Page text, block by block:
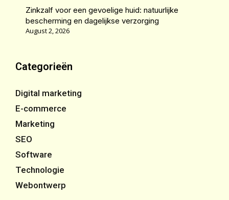
Zinkzalf voor een gevoelige huid: natuurlijke
bescherming en dagelijkse verzorging
August 2, 2026
Categorieën
Digital marketing
E-commerce
Marketing
SEO
Software
Technologie
Webontwerp